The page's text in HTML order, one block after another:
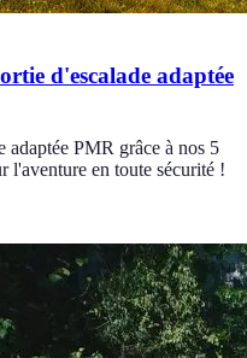
d'escalade adaptée
adaptée PMR grâce à nos 5
l'aventure en toute sécurité !